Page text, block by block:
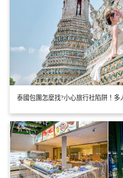
泰國包團怎麼找?小心旅行社陷阱！多